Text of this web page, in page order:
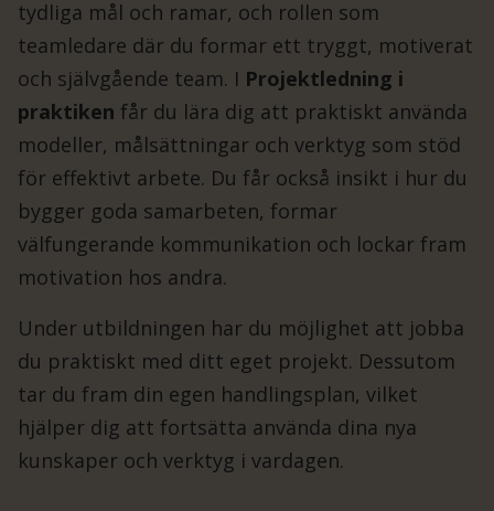
tydliga mål och ramar, och rollen som
teamledare där du formar ett tryggt, motiverat
och självgående team. I Projektledning i
praktiken får du lära dig att praktiskt använda
modeller, målsättningar och verktyg som stöd
för effektivt arbete. Du får också insikt i hur du
bygger goda samarbeten, formar
välfungerande kommunikation och lockar fram
motivation hos andra.
Under utbildningen har du möjlighet att jobba
du praktiskt med ditt eget projekt. Dessutom
tar du fram din egen handlingsplan, vilket
hjälper dig att fortsätta använda dina nya
kunskaper och verktyg i vardagen.